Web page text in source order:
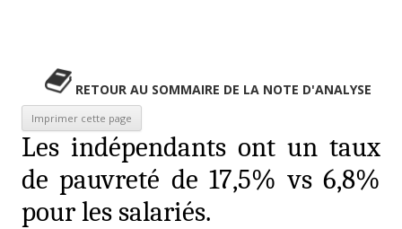
RETOUR AU SOMMAIRE DE LA NOTE D'ANALYSE
Les indépendants ont un taux
de pauvreté de 17,5% vs 6,8%
pour les salariés.